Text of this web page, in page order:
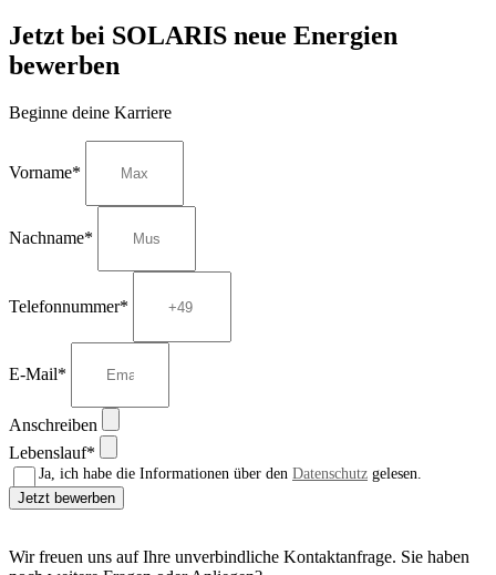
Jetzt bei SOLARIS neue Energien
bewerben
Beginne deine Karriere
Vorname*
Nachname*
Telefonnummer*
E-Mail*
Anschreiben
Lebenslauf*
Ja, ich habe die Informationen über den Datenschutz gelesen.
Jetzt bewerben
Wir freuen uns auf Ihre unverbindliche Kontaktanfrage. Sie haben